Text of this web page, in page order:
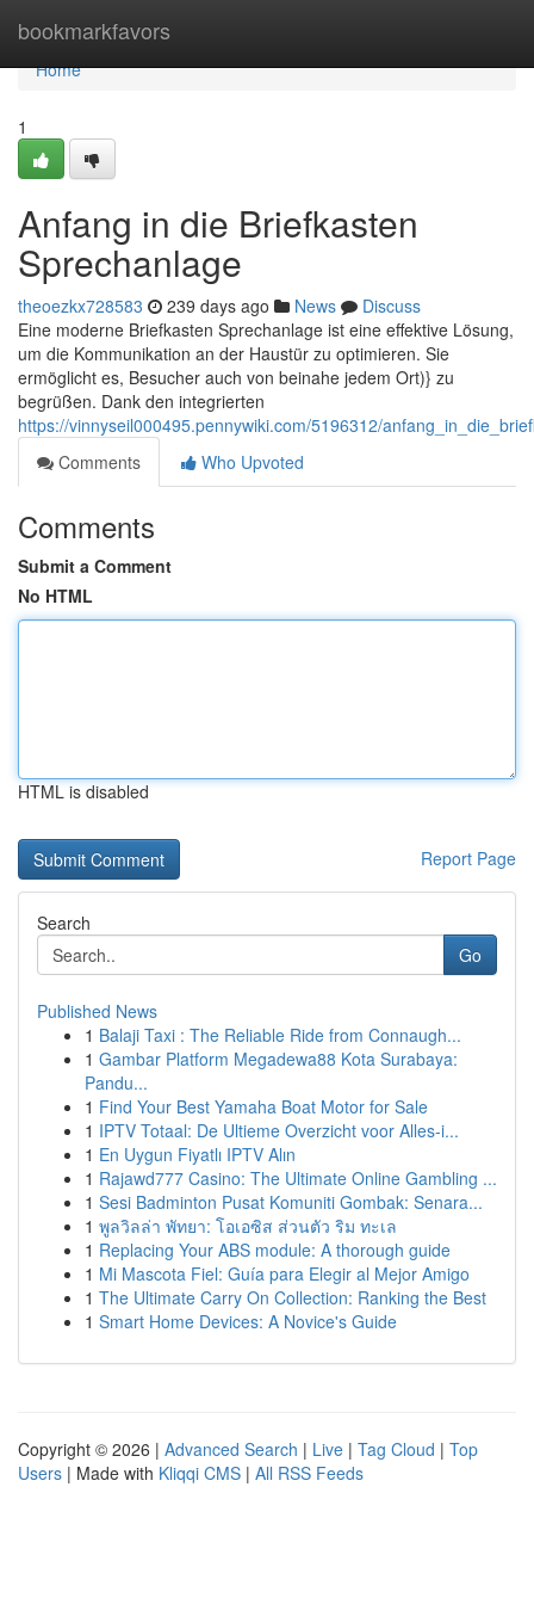
bookmarkfavors
Home
Home
1
Anfang in die Briefkasten
Sprechanlage
theoezkx728583 239 days ago News
Discuss
Eine moderne Briefkasten Sprechanlage ist eine effektive Lösung,
um die Kommunikation an der Haustür zu optimieren. Sie
ermöglicht es, Besucher auch von beinahe jedem Ort)} zu
begrüßen. Dank den integrierten
https://vinnyseil000495.pennywiki.com/5196312/
Comments
Who Upvoted
Comments
Submit a Comment
No HTML
HTML is disabled
Report Page
Search
Go
Published News
1 Balaji Taxi : The Reliable Ride from Connaugh...
1 Gambar Platform Megadewa88 Kota Surabaya:
Pandu...
1 Find Your Best Yamaha Boat Motor for Sale
1 IPTV Totaal: De Ultieme Overzicht voor Alles-i...
1 En Uygun Fiyatlı IPTV Alın
1 Rajawd777 Casino: The Ultimate Online Gambling ...
1 Sesi Badminton Pusat Komuniti Gombak: Senara...
1 พูลวิลล่า พัทยา: โอเอซิส ส่วนตัว ริม ทะเล
1 Replacing Your ABS module: A thorough guide
1 Mi Mascota Fiel: Guía para Elegir al Mejor Amigo
1 The Ultimate Carry On Collection: Ranking the Best
1 Smart Home Devices: A Novice's Guide
Copyright © 2026 | Advanced Search | Live | Tag Cloud | Top
Users | Made with Kliqqi CMS | All RSS Feeds